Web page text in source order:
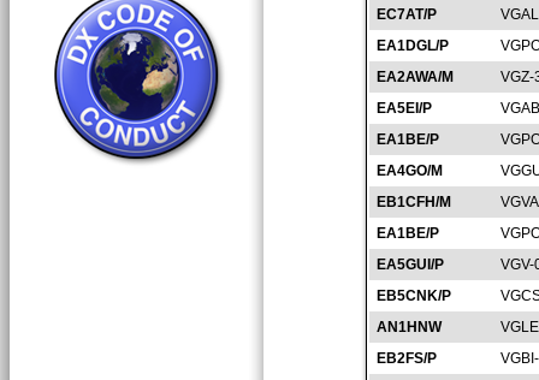
EC7AT/P
EA1DGL/P
EA2AWA/M
VGZ-
EA5EI/P
EA1BE/P
EA4GO/M
EB1CFH/M
EA1BE/P
EA5GUI/P
VGV-
EB5CNK/P
AN1HNW
EB2FS/P